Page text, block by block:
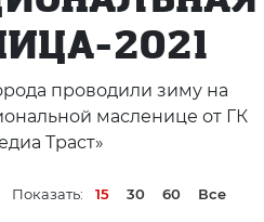
2021
проводили зиму на
масленице от ГК
Траст»
Показать: 15 30 60 Все